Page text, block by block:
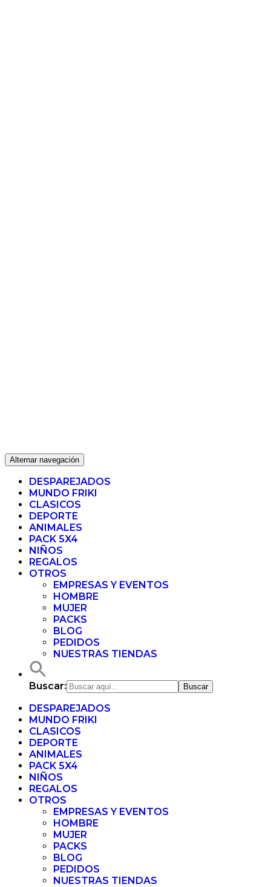
Alternar navegación
DESPAREJADOS
MUNDO FRIKI
CLASICOS
DEPORTE
ANIMALES
PACK 5X4
NIÑOS
REGALOS
OTROS
EMPRESAS Y EVENTOS
HOMBRE
MUJER
PACKS
BLOG
PEDIDOS
NUESTRAS TIENDAS
Buscar:
DESPAREJADOS
MUNDO FRIKI
CLASICOS
DEPORTE
ANIMALES
PACK 5X4
NIÑOS
REGALOS
OTROS
EMPRESAS Y EVENTOS
HOMBRE
MUJER
PACKS
BLOG
PEDIDOS
NUESTRAS TIENDAS